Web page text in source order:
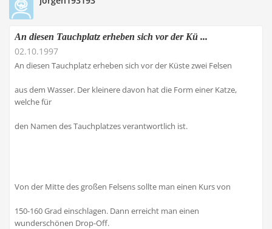
An diesen Tauchplatz erheben sich vor der Kü ...
02.10.1997
An diesen Tauchplatz erheben sich vor der Küste zwei Felsen
aus dem Wasser. Der kleinere davon hat die Form einer Katze,
welche für
den Namen des Tauchplatzes verantwortlich ist.
Von der Mitte des großen Felsens sollte man einen Kurs von
150-160 Grad einschlagen. Dann erreicht man einen
wunderschönen Drop-Off.